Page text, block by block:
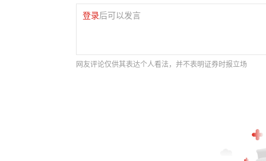
登录后可以发言
网友评论仅供其表达个人看法，并不表明证券时报立场